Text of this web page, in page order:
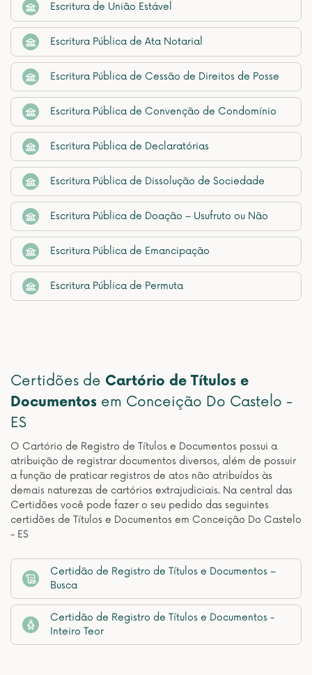
Escritura de União Estável
Escritura Pública de Ata Notarial
Escritura Pública de Cessão de Direitos de Posse
Escritura Pública de Convenção de Condomínio
Escritura Pública de Declaratórias
Escritura Pública de Dissolução de Sociedade
Escritura Pública de Doação – Usufruto ou Não
Escritura Pública de Emancipação
Escritura Pública de Permuta
Certidões de Cartório de Títulos e
Documentos em Conceição Do Castelo -
ES
O Cartório de Registro de Títulos e Documentos possui a
atribuição de registrar documentos diversos, além de possuir
a função de praticar registros de atos não atribuídos às
demais naturezas de cartórios extrajudiciais. Na central das
Certidões você pode fazer o seu pedido das seguintes
certidões de Títulos e Documentos em Conceição Do Castelo
- ES
Certidão de Registro de Títulos e Documentos –
Busca
Certidão de Registro de Títulos e Documentos -
Inteiro Teor